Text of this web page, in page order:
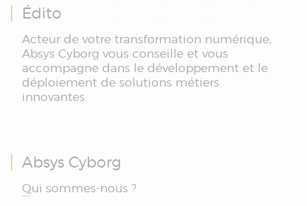
Édito
Acteur de votre transformation numérique,
Absys Cyborg vous conseille et vous
accompagne dans le développement et le
déploiement de solutions métiers
innovantes.
Absys Cyborg
Qui sommes-nous ?